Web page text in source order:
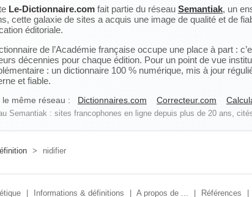
Le-Dictionnaire.com fait partie du réseau Semantiak, un
cette galaxie de sites a acquis une image de qualité et de
éditoriale.
de l’Académie française occupe une place à part :
décennies pour chaque édition. Pour un point de vue
: un dictionnaire 100 % numérique, mis à jour
et fiable.
le même réseau : Dictionnaires.com Correcteur.com
Semantiak : sites francophones en ligne depuis plus de 20 ans,
> nidifier
Informations & définitions A propos de ... Références